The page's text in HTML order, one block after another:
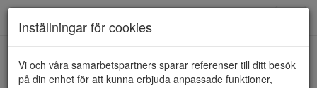
HEM GABOR
Inställningar för cookies
Vi och våra samarbetspartners sparar referenser till ditt besök
på din enhet för att kunna erbjuda anpassade funktioner,